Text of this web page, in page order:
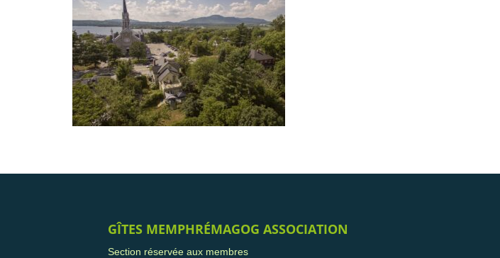
GÎTES MEMPHRÉMAGOG ASSOCIATION
Section réservée aux membres